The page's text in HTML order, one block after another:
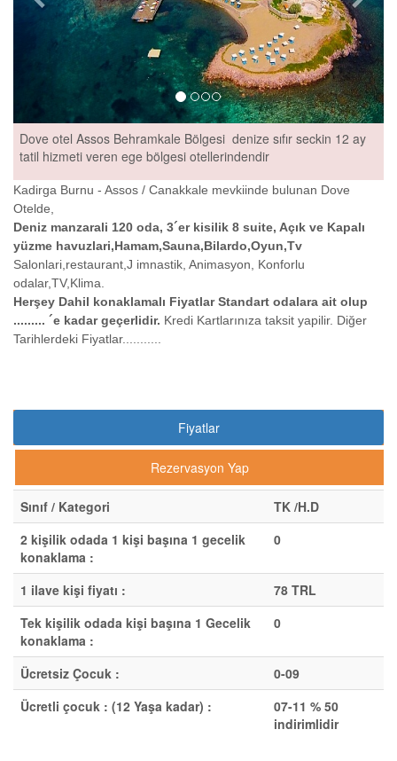
Dove otel Assos Behramkale Bölgesi denize sıfır seckin 12 ay
tatil hizmeti veren ege bölgesi otellerindendir
Kadirga Burnu - Assos / Canakkale mevkiinde bulunan Dove
Otelde,
Deniz manzarali 120 oda, 3´er kisilik 8 suite, Açık ve Kapalı
yüzme havuzlari,Hamam,Sauna,Bilardo,Oyun,Tv
Salonlari,restaurant,J imnastik, Animasyon, Konforlu
odalar,TV,Klima.
Herşey Dahil konaklamalı Fiyatlar Standart odalara ait olup
......... ´e kadar geçerlidir. Kredi Kartlarınıza taksit yapilir. Diğer
Tarihlerdeki Fiyatlar...........
Fiyatlar
Rezervasyon Yap
Sınıf / Kategori
TK /H.D
2 kişilik odada 1 kişi başına 1 gecelik
konaklama :
0
1 ilave kişi fiyatı :
78 TRL
Tek kişilik odada kişi başına 1 Gecelik
konaklama :
0
Ücretsiz Çocuk :
0-09
Ücretli çocuk : (12 Yaşa kadar) :
07-11 % 50
indirimlidir